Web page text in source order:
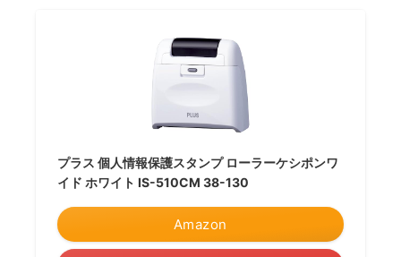
プラス 個人情報保護スタンプ ローラーケシポンワ
イド ホワイト IS-510CM 38-130
Amazon